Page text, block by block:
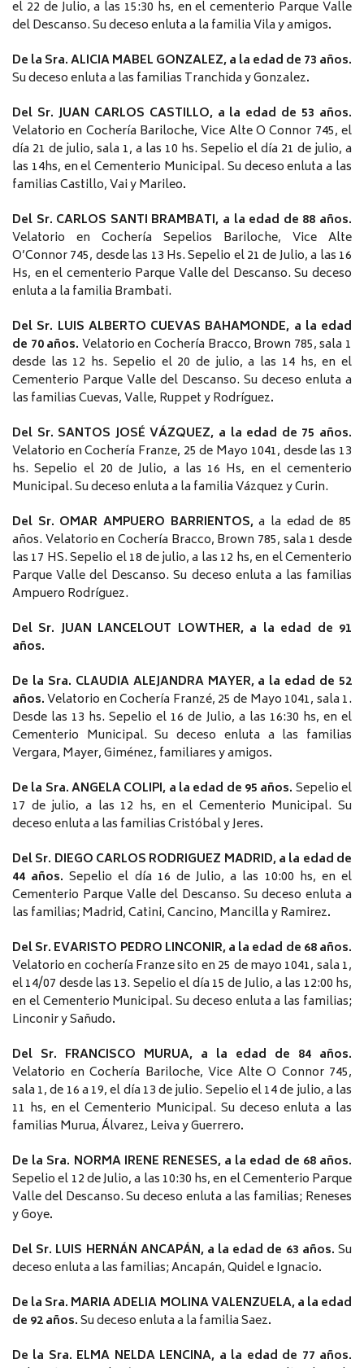
el 22 de Julio, a las 15:30 hs, en el cementerio Parque Valle
del Descanso. Su deceso enluta a la familia Vila y amigos.
De la Sra. ALICIA MABEL GONZALEZ, a la edad de 73 años.
Su deceso enluta a las familias Tranchida y Gonzalez.
Del Sr. JUAN CARLOS CASTILLO, a la edad de 53 años.
Velatorio en Cochería Bariloche, Vice Alte O Connor 745, el
día 21 de julio, sala 1, a las 10 hs. Sepelio el día 21 de julio, a
las 14hs, en el Cementerio Municipal. Su deceso enluta a las
familias Castillo, Vai y Marileo.
Del Sr. CARLOS SANTI BRAMBATI, a la edad de 88 años.
Velatorio en Cochería Sepelios Bariloche, Vice Alte
O’Connor 745, desde las 13 Hs. Sepelio el 21 de Julio, a las 16
Hs, en el cementerio Parque Valle del Descanso. Su deceso
enluta a la familia Brambati.
Del Sr. LUIS ALBERTO CUEVAS BAHAMONDE, a la edad
de 70 años. Velatorio en Cochería Bracco, Brown 785, sala 1
desde las 12 hs. Sepelio el 20 de julio, a las 14 hs, en el
Cementerio Parque Valle del Descanso. Su deceso enluta a
las familias Cuevas, Valle, Ruppet y Rodríguez.
Del Sr. SANTOS JOSÉ VÁZQUEZ, a la edad de 75 años.
Velatorio en Cochería Franze, 25 de Mayo 1041, desde las 13
hs. Sepelio el 20 de Julio, a las 16 Hs, en el cementerio
Municipal. Su deceso enluta a la familia Vázquez y Curin.
Del Sr. OMAR AMPUERO BARRIENTOS,a la edad de 85
años. Velatorio en Cochería Bracco, Brown 785, sala 1 desde
las 17 HS. Sepelio el 18 de julio, a las 12 hs, en el Cementerio
Parque Valle del Descanso. Su deceso enluta a las familias
Ampuero Rodríguez.
Del Sr. JUAN LANCELOUT LOWTHER, a la edad de 91
años.
De la Sra. CLAUDIA ALEJANDRA MAYER, a la edad de 52
años.Velatorio en Cochería Franzé, 25 de Mayo 1041, sala 1.
Desde las 13 hs. Sepelio el 16 de Julio, a las 16:30 hs, en el
Cementerio Municipal. Su deceso enluta a las familias
Vergara, Mayer, Giménez, familiares y amigos.
De la Sra. ANGELA COLIPI, a la edad de 95 años. Sepelio el
17 de julio, a las 12 hs, en el Cementerio Municipal. Su
deceso enluta a las familias Cristóbal y Jeres.
Del Sr. DIEGO CARLOS RODRIGUEZ MADRID, a la edad de
44 años.Sepelio el día 16 de Julio, a las 10:00 hs, en el
Cementerio Parque Valle del Descanso. Su deceso enluta a
las familias; Madrid, Catini, Cancino, Mancilla y Ramirez.
Del Sr. EVARISTO PEDRO LINCONIR, a la edad de 68 años.
Velatorio en cochería Franze sito en 25 de mayo 1041, sala 1,
el 14/07 desde las 13. Sepelio el día 15 de Julio, a las 12:00 hs,
en el Cementerio Municipal. Su deceso enluta a las familias;
Linconir y Sañudo.
Del Sr. FRANCISCO MURUA, a la edad de 84 años.
Velatorio en Cochería Bariloche, Vice Alte O Connor 745,
sala 1, de 16 a 19, el día 13 de julio. Sepelio el 14 de julio, a las
11 hs, en el Cementerio Municipal. Su deceso enluta a las
familias Murua, Álvarez, Leiva y Guerrero.
De la Sra. NORMA IRENE RENESES, a la edad de 68 años.
Sepelio el 12 de Julio, a las 10:30 hs, en el Cementerio Parque
Valle del Descanso. Su deceso enluta a las familias; Reneses
y Goye.
Del Sr. LUIS HERNÁN ANCAPÁN, a la edad de 63 años. Su
deceso enluta a las familias; Ancapán, Quidel e Ignacio.
De la Sra. MARIA ADELIA MOLINA VALENZUELA, a la edad
de 92 años.Su deceso enluta a la familia Saez.
De la Sra. ELMA NELDA LENCINA, a la edad de 77 años.